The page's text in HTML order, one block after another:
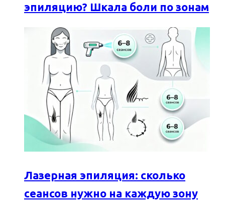
эпиляцию? Шкала боли по зонам
Лазерная эпиляция: сколько
сеансов нужно на каждую зону